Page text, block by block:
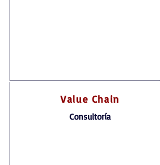
Value Chain
Consultoría